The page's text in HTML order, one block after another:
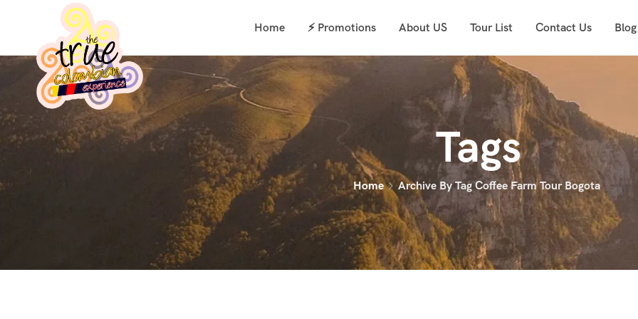
Home ⚡ Promotions About US Tour List Contact Us Blog
Tags
Home Archive By Tag Coffee Farm Tour Bogota